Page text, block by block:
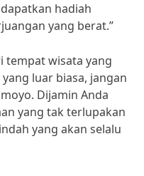
hadiah
yang berat.”
tempat wisata yang
luar biasa, jangan
Dijamin Anda
yang tak terlupakan
yang akan selalu